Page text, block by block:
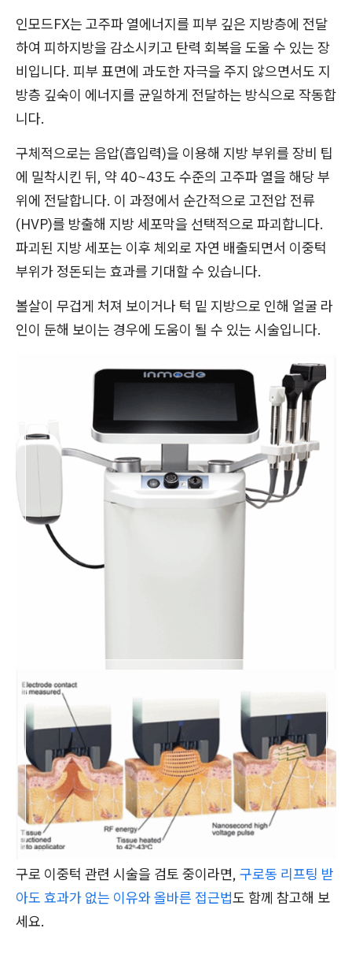
인모드FX는 고주파 열에너지를 피부 깊은 지방층에 전달
하여 피하지방을 감소시키고 탄력 회복을 도울 수 있는 장
비입니다. 피부 표면에 과도한 자극을 주지 않으면서도 지
방층 깊숙이 에너지를 균일하게 전달하는 방식으로 작동합
니다.
구체적으로는 음압(흡입력)을 이용해 지방 부위를 장비 팁
에 밀착시킨 뒤, 약 40~43도 수준의 고주파 열을 해당 부
위에 전달합니다. 이 과정에서 순간적으로 고전압 전류
(HVP)를 방출해 지방 세포막을 선택적으로 파괴합니다.
파괴된 지방 세포는 이후 체외로 자연 배출되면서 이중턱
부위가 정돈되는 효과를 기대할 수 있습니다.
볼살이 무겁게 처져 보이거나 턱 밑 지방으로 인해 얼굴 라
인이 둔해 보이는 경우에 도움이 될 수 있는 시술입니다.
구로 이중턱 관련 시술을 검토 중이라면, 구로동 리프팅 받
아도 효과가 없는 이유와 올바른 접근법도 함께 참고해 보
세요.